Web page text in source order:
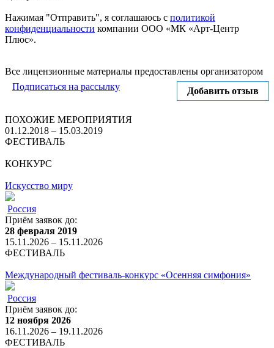
Нажимая "Отправить", я соглашаюсь с политикой
конфиденциальности компании ООО «МК «Арт-Центр
Плюс».
Все лицензионные материалы предоставлены организатором
Добавить отзыв
Подписаться на рассылку
ПОХОЖИЕ МЕРОПРИЯТИЯ
01.12.2018 – 15.03.2019
ФЕСТИВАЛЬ
КОНКУРС
Искусство миру
Россия
Приём заявок до:
28 февраля 2019
15.11.2026 – 15.11.2026
ФЕСТИВАЛЬ
Международный фестиваль-конкурс «Осенняя симфония»
Россия
Приём заявок до:
12 ноября 2026
16.11.2026 – 19.11.2026
ФЕСТИВАЛЬ